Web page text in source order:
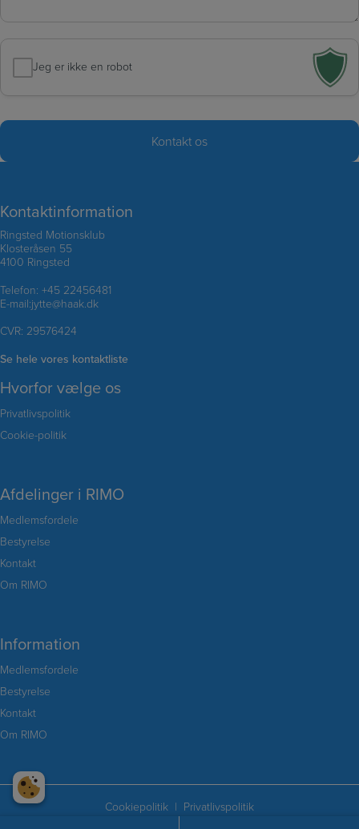
Jeg er ikke en robot
Kontaktinformation
Ringsted Motionsklub
Klosteråsen 55
4100 Ringsted
Telefon: +45 22456481
E-mail:jytte@haak.dk
CVR: 29576424
Se hele vores kontaktliste
Hvorfor vælge os
Privatlivspolitik
Cookie-politik
Afdelinger i RIMO
Medlemsfordele
Bestyrelse
Kontakt
Om RIMO
Information
Medlemsfordele
Bestyrelse
Kontakt
Om RIMO
Cookiepolitik
Privatlivspolitik